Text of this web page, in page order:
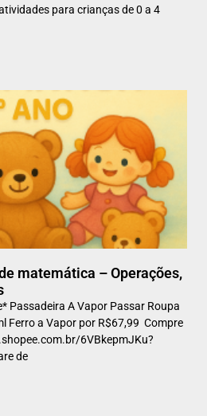
para crianças de 0 a 4
matemática – Operações,
Passadeira A Vapor Passar Roupa
Ferro a Vapor por R$67,99 Compre
6VBkepmJKu?
de